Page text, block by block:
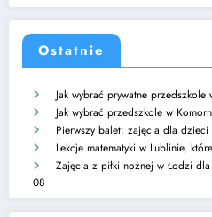
Ostatnie
Jak wybrać prywatne przedszkole
Jak wybrać przedszkole w
Pierwszy balet: zajęcia dla
Lekcje matematyki w Lublinie,
Zajęcia z piłki nożnej w Łodzi
08